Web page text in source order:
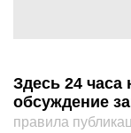
Здесь 24 часа
обсуждение
правила